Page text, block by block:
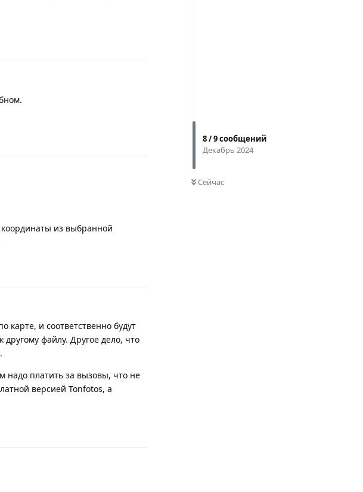
8/9сообщений
Декабрь 2024
Сейчас
координаты из выбранной
и соответственно будут
файлу. Другое дело, что
надо платить за вызовы, что не
версией Tonfotos, а